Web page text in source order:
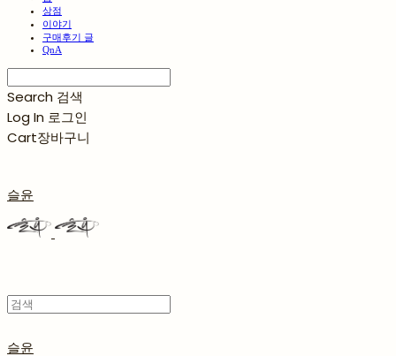
상점
이야기
구매후기 글
QnA
Search 검색
Log In 로그인
Cart장바구니
슬윤
슬윤